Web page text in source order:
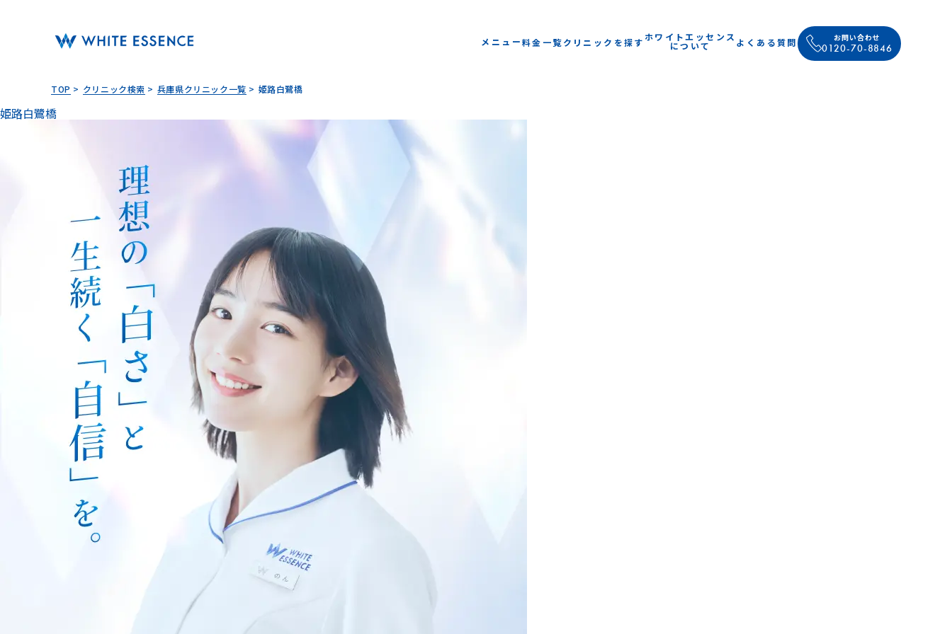
メニュー料金一覧クリニックを探す ホワイトエッセンス
について よくある質問 お問い合わせ
0120-70-8846
TOP クリニック検索 兵庫県クリニック一覧 姫路白鷺橋
姫路白鷺橋